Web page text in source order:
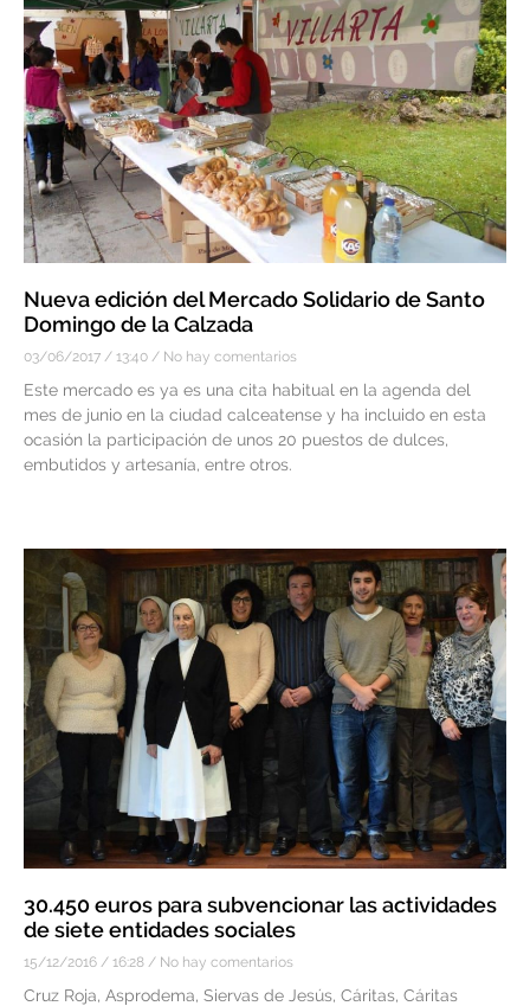
Nueva edición del Mercado Solidario de Santo
Domingo de la Calzada
03/06/2017 13:40 No hay comentarios
Este mercado es ya es una cita habitual en la agenda del
mes de junio en la ciudad calceatense y ha incluido en esta
ocasión la participación de unos 20 puestos de dulces,
embutidos y artesanía, entre otros.
30.450 euros para subvencionar las actividades
de siete entidades sociales
15/12/2016 16:28 No hay comentarios
Cruz Roja, Asprodema, Siervas de Jesús, Cáritas, Cáritas